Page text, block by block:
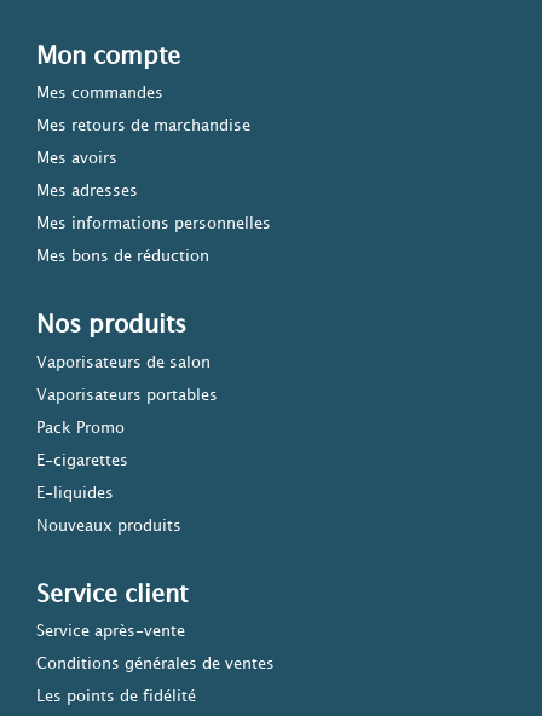
Mon compte
Mes commandes
Mes retours de marchandise
Mes avoirs
Mes adresses
Mes informations personnelles
Mes bons de réduction
Nos produits
Vaporisateurs de salon
Vaporisateurs portables
Pack Promo
E-cigarettes
E-liquides
Nouveaux produits
Service client
Service après-vente
Conditions générales de ventes
Les points de fidélité